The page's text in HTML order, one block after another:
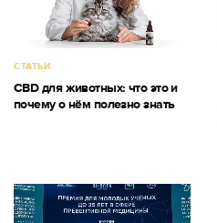
СТАТЬИ
CBD для животных: что это и
почему о нём полезно знать